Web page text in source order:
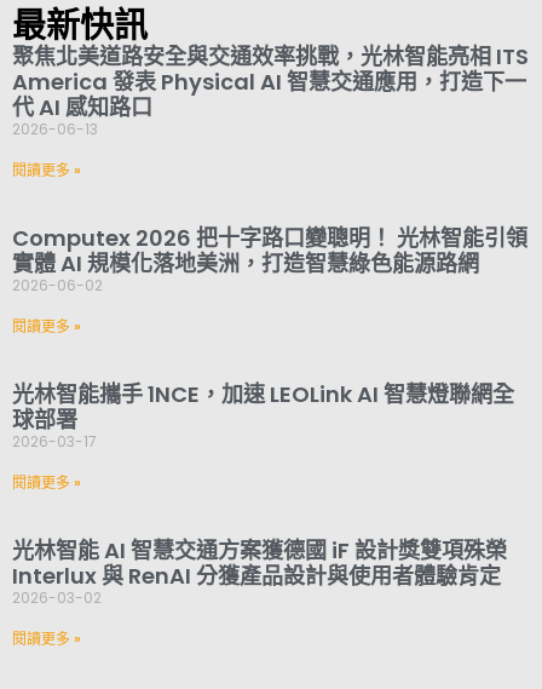
最新快訊
聚焦北美道路安全與交通效率挑戰，光林智能亮相 ITS
America 發表 Physical AI 智慧交通應用，打造下一
代 AI 感知路口
2026-06-13
閱讀更多 »
Computex 2026 把十字路口變聰明！ 光林智能引領
實體 AI 規模化落地美洲，打造智慧綠色能源路網
2026-06-02
閱讀更多 »
光林智能攜手 1NCE，加速 LEOLink AI 智慧燈聯網全
球部署
2026-03-17
閱讀更多 »
光林智能 AI 智慧交通方案獲德國 iF 設計獎雙項殊榮
Interlux 與 RenAI 分獲產品設計與使用者體驗肯定
2026-03-02
閱讀更多 »